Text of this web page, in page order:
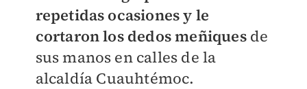
repetidas ocasiones y le
cortaron los dedos meñiquesde
sus manos en calles de la
alcaldía Cuauhtémoc.